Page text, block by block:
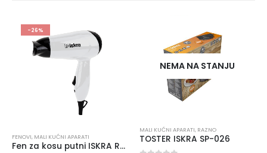
-26%
FENOVI, MALI KUĆNI APARATI
Fen za kosu putni ISKRA RH-1818-1 1200W – bijela boja
NEMA NA STANJU
MALI KUĆNI APARATI, RAZNO
TOSTER ISKRA SP-026